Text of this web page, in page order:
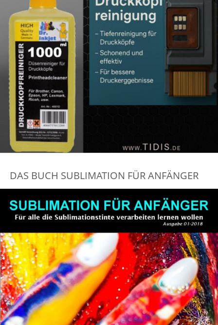
DAS BUCH SUBLIMATION FÜR ANFÄNGER